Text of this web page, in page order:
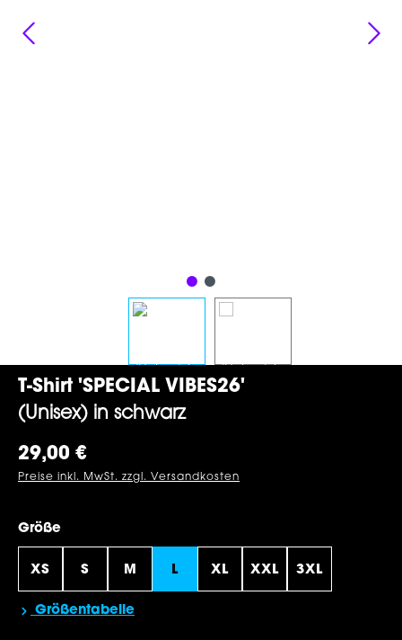
T-Shirt 'SPECIAL VIBES26'
(Unisex) in schwarz
Regulärer Preis:
29,00 €
Preise inkl. MwSt. zzgl. Versandkosten
Größeauswählen
XS S M L XL XXL 3XL
Größentabelle